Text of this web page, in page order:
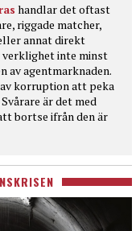
handlar det oftast
riggade matcher,
annat direkt
inte minst
av agentmarknaden.
korruption att peka
är det med
bortse ifrån den är